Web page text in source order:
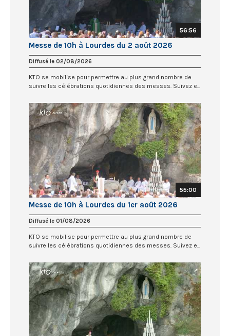
56:56
Messe de 10h à Lourdes du 2 août 2026
Diffusé le 02/08/2026
KTO se mobilise pour permettre au plus grand nombre de
suivre les célébrations quotidiennes des messes. Suivez e...
55:00
Messe de 10h à Lourdes du 1er août 2026
Diffusé le 01/08/2026
KTO se mobilise pour permettre au plus grand nombre de
suivre les célébrations quotidiennes des messes. Suivez e...